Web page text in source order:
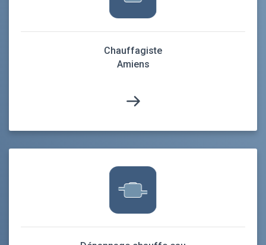
Chauffagiste
Amiens